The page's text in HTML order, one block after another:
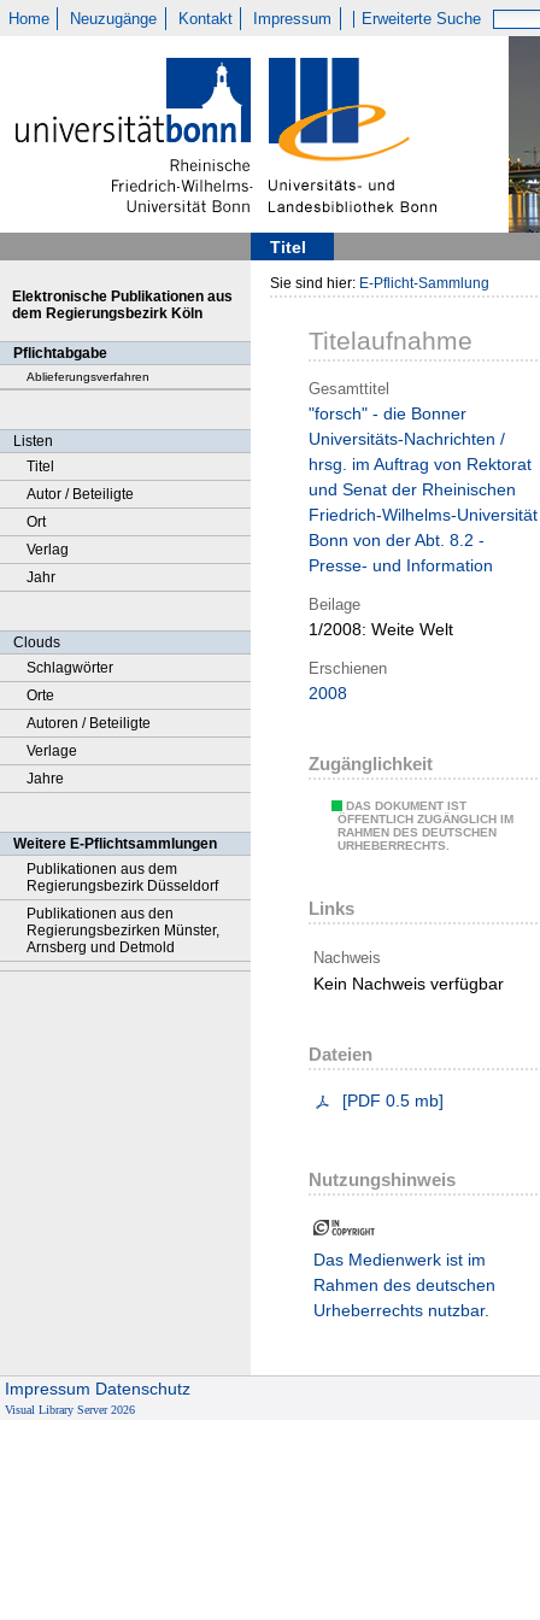
Home Neuzugänge Kontakt Impressum Erweiterte Suche
Titel
Elektronische Publikationen aus
dem Regierungsbezirk Köln
Pflichtabgabe
Ablieferungsverfahren
Listen
Titel
Autor / Beteiligte
Ort
Verlag
Jahr
Clouds
Schlagwörter
Orte
Autoren / Beteiligte
Verlage
Jahre
Weitere E-Pflichtsammlungen
Publikationen aus dem
Regierungsbezirk Düsseldorf
Publikationen aus den
Regierungsbezirken Münster,
Arnsberg und Detmold
Sie sind hier: E-Pflicht-Sammlung
Titelaufnahme
Gesamttitel
"forsch" - die Bonner
Universitäts-Nachrichten /
hrsg. im Auftrag von Rektorat
und Senat der Rheinischen
Friedrich-Wilhelms-Universität
Bonn von der Abt. 8.2 -
Presse- und Information
Beilage
1/2008: Weite Welt
Erschienen
2008
Zugänglichkeit
DAS DOKUMENT IST
ÖFFENTLICH ZUGÄNGLICH IM
RAHMEN DES DEUTSCHEN
URHEBERRECHTS.
Links
Nachweis
Kein Nachweis verfügbar
Dateien
[PDF 0.5 mb]
Nutzungshinweis
Das Medienwerk ist im
Rahmen des deutschen
Urheberrechts nutzbar.
Impressum Datenschutz
Visual Library Server 2026